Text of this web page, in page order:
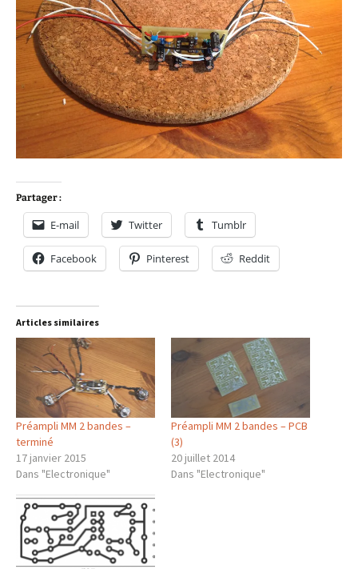
Partager :
E-mail Twitter Tumblr
Facebook Pinterest Reddit
Articles similaires
Préampli MM 2 bandes –
terminé
17 janvier 2015
Dans "Electronique"
Préampli MM 2 bandes – PCB
(3)
20 juillet 2014
Dans "Electronique"